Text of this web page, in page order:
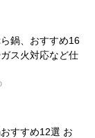
鍋、おすすめ16
ス火対応など仕
すすめ12選 お